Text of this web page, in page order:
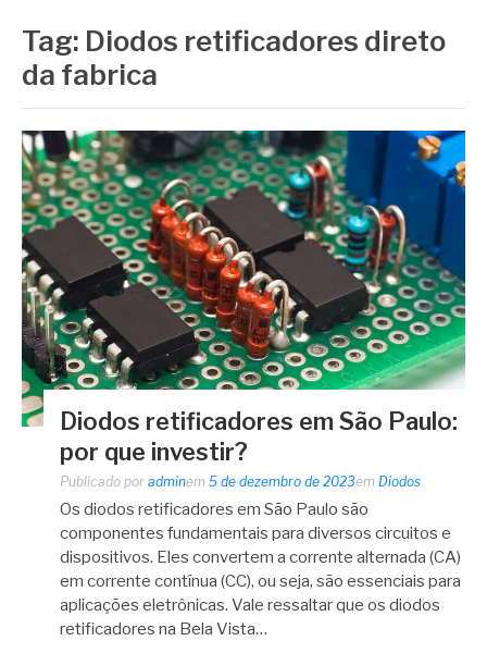
Tag: Diodos retificadores direto
da fabrica
Diodos retificadores em São Paulo:
por que investir?
Publicado por adminem 5 de dezembro de 2023em Diodos
Os diodos retificadores em São Paulo são
componentes fundamentais para diversos circuitos e
dispositivos. Eles convertem a corrente alternada (CA)
em corrente contínua (CC), ou seja, são essenciais para
aplicações eletrônicas. Vale ressaltar que os diodos
retificadores na Bela Vista…